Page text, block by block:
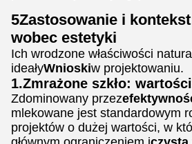
5Zastosowanie i
wobec estetyki
Ich wrodzone właściwości
ideałyWnioskiw projektowaniu.
1.Zmrażone szkło:
Zdominowany przez
mlekowane jest standardowym
projektów o dużej wartości, w